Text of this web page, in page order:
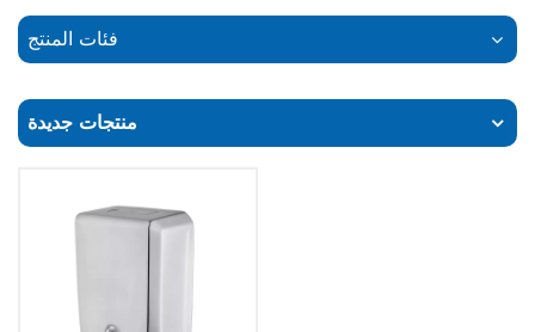
فئات المنتج
منتجات جديدة